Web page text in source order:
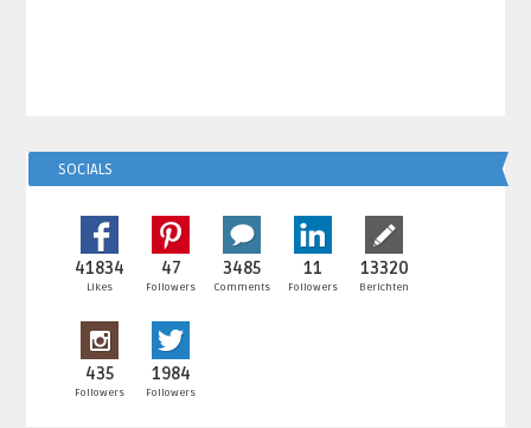
SOCIALS
41834
Likes
47
Followers
3485
Comments
11
Followers
13320
Berichten
435
Followers
1984
Followers